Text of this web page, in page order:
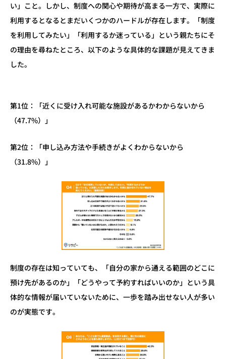
い」こと。しかし、制度への関心や期待が高まる一方で、実際に
利用するとなるとまだいくつかのハードルが存在します。「制度
を利用してみたい」「利用するか迷っている」という親たちにそ
の理由を尋ねたところ、以下のような具体的な課題が見えてきま
した。
第1位：「近くに受け入れ可能な施設があるかわからないから
（47.7%）」
第2位：「申し込み方法や手続きがよくわからないから
（31.8%）」
制度の存在は知っていても、「自分の家から通える範囲のどこに
預け先があるのか」「どうやって予約すればいいのか」という具
体的な情報が届いていないために、一歩を踏み出せない人が多い
のが実態です。